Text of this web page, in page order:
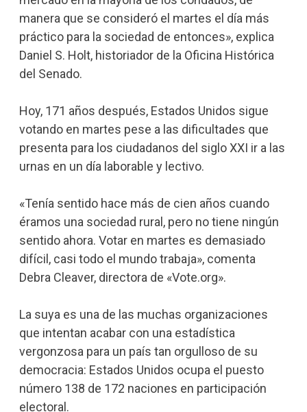
manera que se consideró el martes el día más
práctico para la sociedad de entonces», explica
Daniel S. Holt, historiador de la Oficina Histórica
del Senado.
Hoy, 171 años después, Estados Unidos sigue
votando en martes pese a las dificultades que
presenta para los ciudadanos del siglo XXI ir a las
urnas en un día laborable y lectivo.
«Tenía sentido hace más de cien años cuando
éramos una sociedad rural, pero no tiene ningún
sentido ahora. Votar en martes es demasiado
difícil, casi todo el mundo trabaja», comenta
Debra Cleaver, directora de «Vote.org».
La suya es una de las muchas organizaciones
que intentan acabar con una estadística
vergonzosa para un país tan orgulloso de su
democracia: Estados Unidos ocupa el puesto
número 138 de 172 naciones en participación
electoral.